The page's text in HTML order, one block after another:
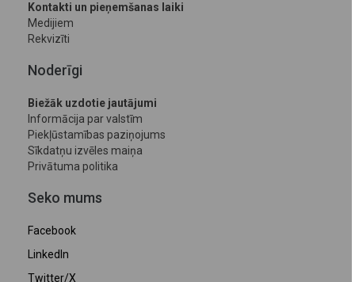
Kontakti un pieņemšanas laiki
Medijiem
Rekvizīti
Noderīgi
Biežāk uzdotie jautājumi
Informācija par valstīm
Piekļūstamības paziņojums
Sīkdatņu izvēles maiņa
Privātuma politika
Seko mums
Facebook
LinkedIn
Twitter/X